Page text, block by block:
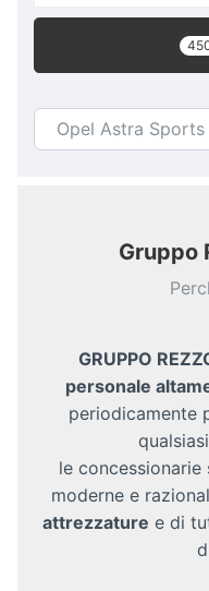
Gruppo
GRUPPO
personale
periodicamente
le
moderne e
attrezzature e di